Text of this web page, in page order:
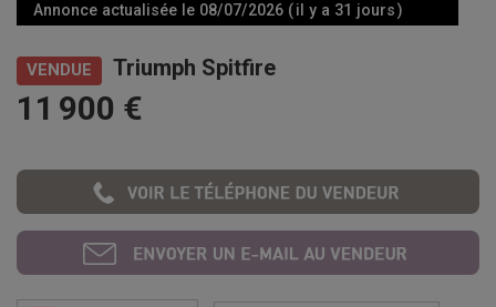
Annonce actualisée le 08/07/2026 ( il y a 31 jours )
VENDUE Triumph Spitfire
11 900 €